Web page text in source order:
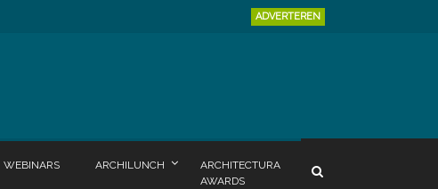
ADVERTEREN
WEBINARS ARCHILUNCH
ARCHITECTURA
AWARDS